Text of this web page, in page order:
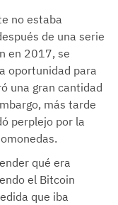
no estaba
de una serie
en 2017, se
oportunidad para
una gran cantidad
más tarde
perplejo por la
qué era
el Bitcoin
que iba